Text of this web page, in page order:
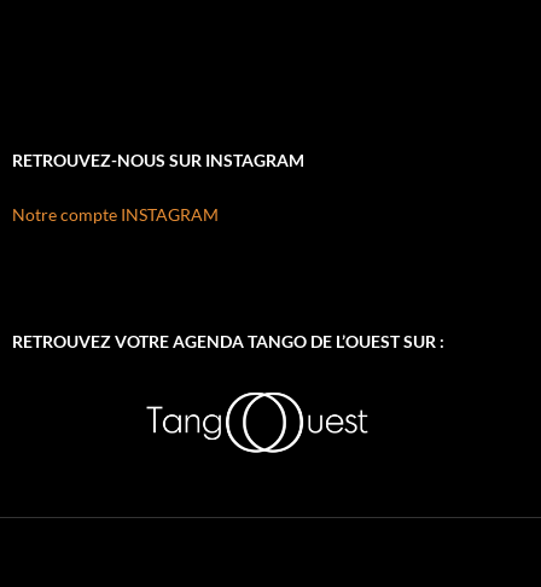
RETROUVEZ-NOUS SUR INSTAGRAM
Notre compte INSTAGRAM
RETROUVEZ VOTRE AGENDA TANGO DE L’OUEST SUR :